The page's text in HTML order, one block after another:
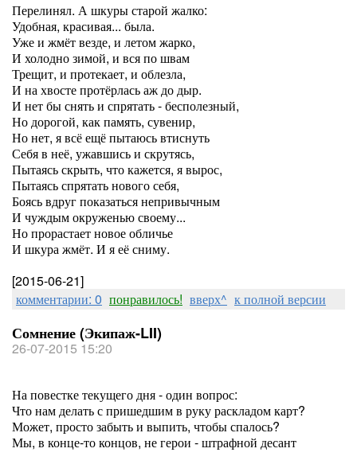
Перелинял. А шкуры старой жалко:
Удобная, красивая... была.
Уже и жмёт везде, и летом жарко,
И холодно зимой, и вся по швам
Трещит, и протекает, и облезла,
И на хвосте протёрлась аж до дыр.
И нет бы снять и спрятать - бесполезный,
Но дорогой, как память, сувенир,
Но нет, я всё ещё пытаюсь втиснуть
Себя в неё, ужавшись и скрутясь,
Пытаясь скрыть, что кажется, я вырос,
Пытаясь спрятать нового себя,
Боясь вдруг показаться непривычным
И чуждым окруженью своему...
Но прорастает новое обличье
И шкура жмёт. И я её сниму.
[2015-06-21]
комментарии: 0 понравилось! вверх^ к полной версии
Сомнение (Экипаж-LII)
26-07-2015 15:20
На повестке текущего дня - один вопрос:
Что нам делать с пришедшим в руку раскладом карт?
Может, просто забыть и выпить, чтобы спалось?
Мы, в конце-то концов, не герои - штрафной десант